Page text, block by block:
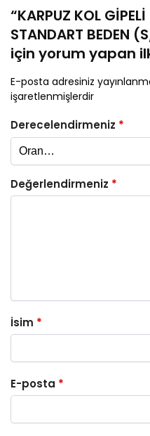
“KARPUZ KOL
STANDART BEDEN
için yorum yapan
E-posta adresiniz
işaretlenmişlerdir
Derecelendirmeniz *
Değerlendirmeniz *
İsim *
E-posta *